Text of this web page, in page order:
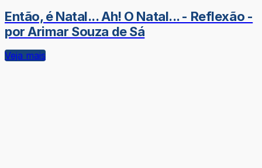
Então, é Natal... Ah! O Natal... - Reflexão -
por Arimar Souza de Sá
Veja mais